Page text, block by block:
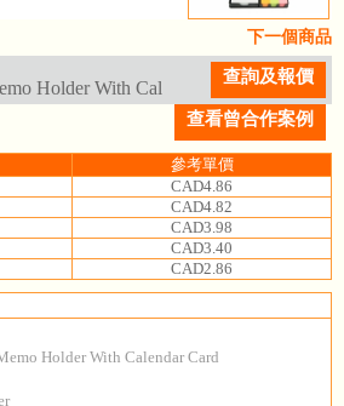
下一個商品
Holder With Cal
查詢及報價
查看曾合作案例
參考單價
CAD4.86
CAD4.82
CAD3.98
CAD3.40
CAD2.86
Holder With Calendar Card